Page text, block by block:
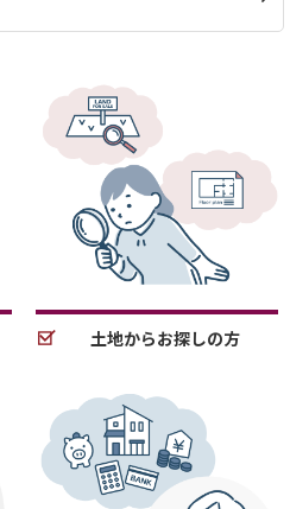
土地からお探しの方